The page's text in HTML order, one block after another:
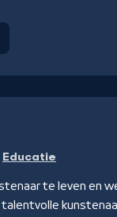
Educatie
te leven en